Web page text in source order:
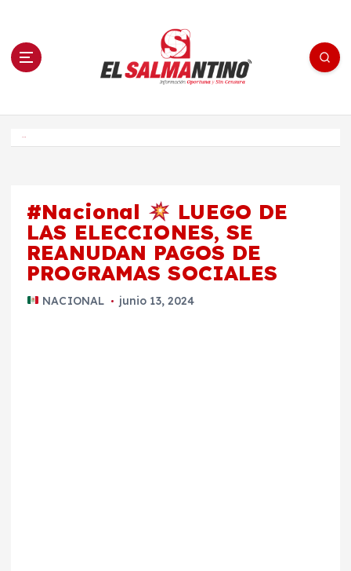
n El Salmantino - medios/noticias/editorial
#Nacional LUEGO DE
LAS ELECCIONES, SE
REANUDAN PAGOS DE
PROGRAMAS SOCIALES
NACIONAL junio 13, 2024